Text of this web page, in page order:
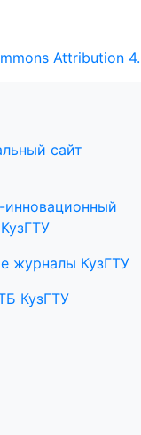
Attribution
сайт
инновационный
журналы КузГТУ
КузГТУ